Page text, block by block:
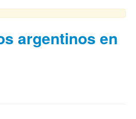
argentinos en